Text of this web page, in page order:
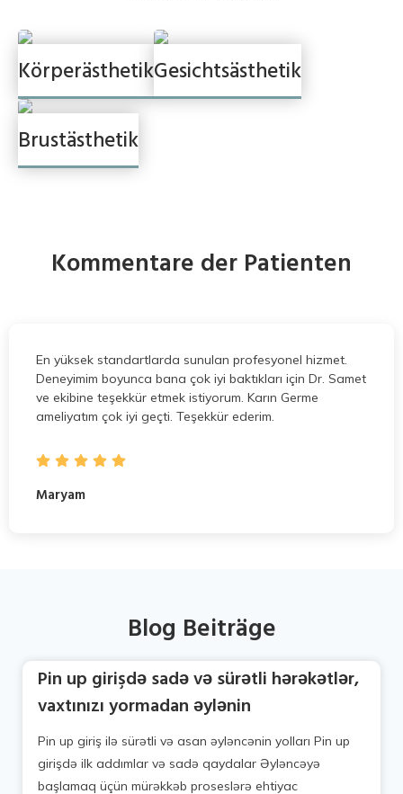
KörperästhetikGesichtsästhetik
Brustästhetik
Kommentare der Patienten
En yüksek standartlarda sunulan profesyonel hizmet.
Deneyimim boyunca bana çok iyi baktıkları için Dr. Samet
ve ekibine teşekkür etmek istiyorum. Karın Germe
ameliyatım çok iyi geçti. Teşekkür ederim.
Maryam
Blog Beiträge
Pin up girişdə sadə və sürətli hərəkətlər,
vaxtınızı yormadan əylənin
Pin up giriş ilə sürətli və asan əyləncənin yolları Pin up
girişdə ilk addımlar və sadə qaydalar Əyləncəyə
başlamaq üçün mürəkkəb proseslərə ehtiyac